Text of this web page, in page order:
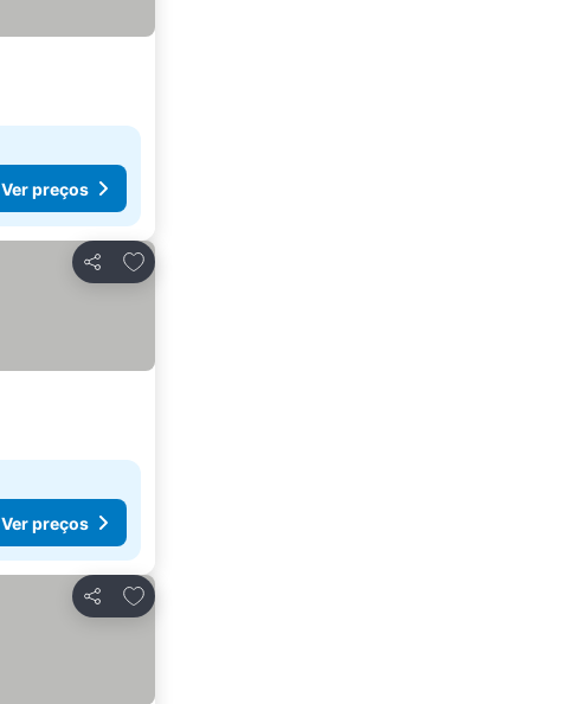
Ver preços
Partilhar
Adicionar aos favoritos
Ver preços
Partilhar
Adicionar aos favoritos